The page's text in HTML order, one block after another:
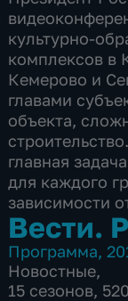
культурно-
комплексов в
Кемерово и
главами
объекта,
главная
для каждого
зависимости
Вести.
Программа,
Новостные,
15 сезонов,